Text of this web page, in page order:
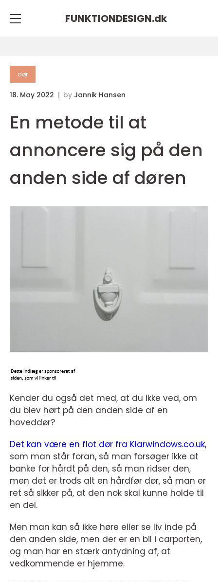
FUNKTIONDESIGN.dk
dør
18. May 2022 by Jannik Hansen
En metode til at
annoncere sig på den
anden side af døren
Kender du også det med, at du ikke ved, om
du blev hørt på den anden side af en
hoveddør?
Det kan være en flot dør fra Klarwindows.co.uk,
som man står foran, så man forsøger ikke at
banke for hårdt på den, så man ridser den,
men det er trods alt en hårdfør dør, så man er
ret så sikker på, at den nok skal kunne holde til
en del.
Men man kan så ikke høre eller se liv inde på
den anden side, men der er en bil i carporten,
og man har en stærk antydning af, at
vedkommende er hjemme.